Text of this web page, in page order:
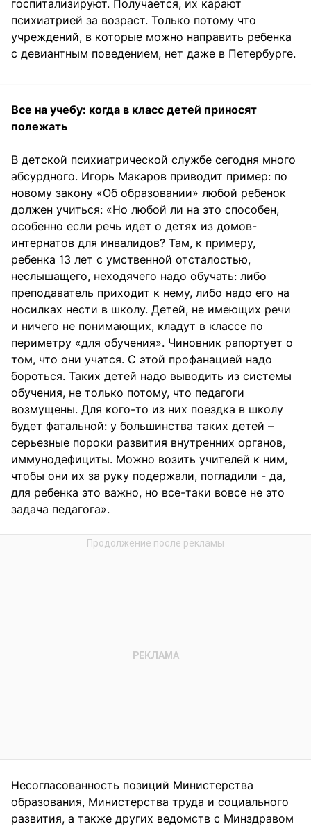
госпитализируют. Получается, их карают
психиатрией за возраст. Только потому что
учреждений, в которые можно направить ребенка
с девиантным поведением, нет даже в Петербурге.
Все на учебу: когда в класс детей приносят
полежать
В детской психиатрической службе сегодня много
абсурдного. Игорь Макаров приводит пример: по
новому закону «Об образовании» любой ребенок
должен учиться: «Но любой ли на это способен,
особенно если речь идет о детях из домов-
интернатов для инвалидов? Там, к примеру,
ребенка 13 лет с умственной отсталостью,
неслышащего, неходячего надо обучать: либо
преподаватель приходит к нему, либо надо его на
носилках нести в школу. Детей, не имеющих речи
и ничего не понимающих, кладут в классе по
периметру «для обучения». Чиновник рапортует о
том, что они учатся. С этой профанацией надо
бороться. Таких детей надо выводить из системы
обучения, не только потому, что педагоги
возмущены. Для кого-то из них поездка в школу
будет фатальной: у большинства таких детей –
серьезные пороки развития внутренних органов,
иммунодефициты. Можно возить учителей к ним,
чтобы они их за руку подержали, погладили - да,
для ребенка это важно, но все-таки вовсе не это
задача педагога».
Несогласованность позиций Министерства
образования, Министерства труда и социального
развития, а также других ведомств с Минздравом